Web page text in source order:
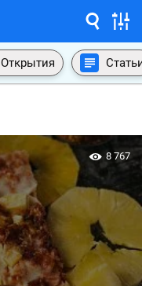
Открытия
8 767